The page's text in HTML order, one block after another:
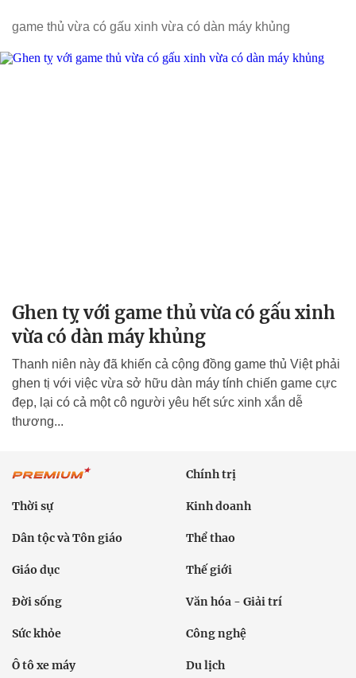
game thủ vừa có gấu xinh vừa có dàn máy khủng
Ghen tỵ với game thủ vừa có gấu xinh
vừa có dàn máy khủng
Thanh niên này đã khiến cả cộng đồng game thủ Việt phải
ghen tị với việc vừa sở hữu dàn máy tính chiến game cực
đẹp, lại có cả một cô người yêu hết sức xinh xắn dễ
thương...
Chính trị
Thời sự Kinh doanh
Dân tộc và Tôn giáo Thể thao
Giáo dục Thế giới
Đời sống Văn hóa - Giải trí
Sức khỏe Công nghệ
Ô tô xe máy Du lịch